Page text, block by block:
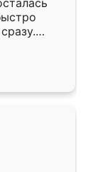
к
даже